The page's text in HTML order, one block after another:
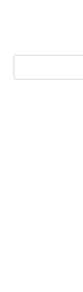
Search: